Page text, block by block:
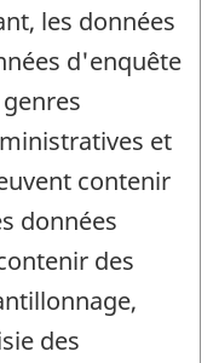
les données
d'enquête
et
contenir
données
des
des